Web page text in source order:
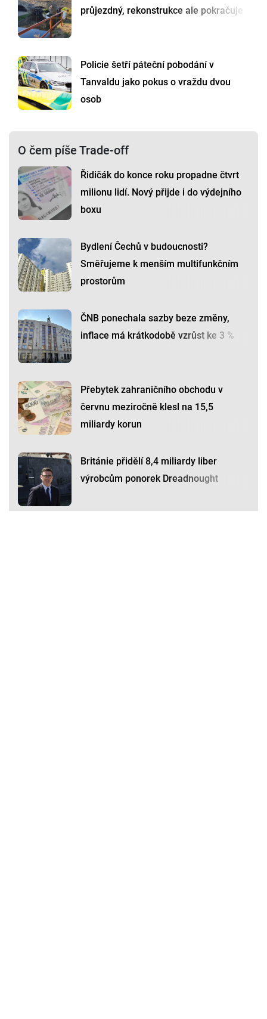
průjezdný, rekonstrukce ale pokračuje
Policie šetří páteční pobodání v
Tanvaldu jako pokus o vraždu dvou
osob
O čem píše Trade-off
Řidičák do konce roku propadne čtvrt
milionu lidí. Nový přijde i do výdejního
boxu
Bydlení Čechů v budoucnosti?
Směřujeme k menším multifunkčním
prostorům
ČNB ponechala sazby beze změny,
inflace má krátkodobě vzrůst ke 3 %
Přebytek zahraničního obchodu v
červnu meziročně klesl na 15,5
miliardy korun
Británie přidělí 8,4 miliardy liber
výrobcům ponorek Dreadnought